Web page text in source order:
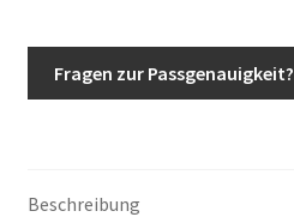
Scheinwerfer
Fragen zur Passgenauigkeit?
Beschreibung